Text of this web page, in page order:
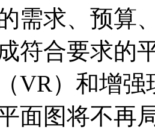
需求、预算
符合要求的
VR）和增
面图将不再